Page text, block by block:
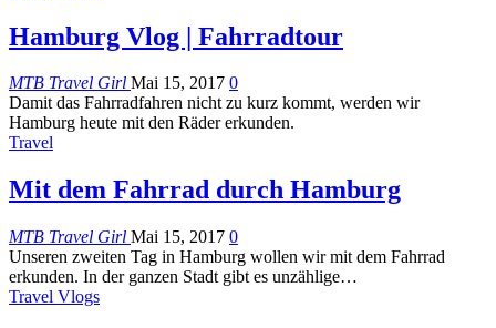
Hamburg Vlog | Fahrradtour
MTB Travel Girl Mai 15, 2017 0
Damit das Fahrradfahren nicht zu kurz kommt, werden wir
Hamburg heute mit den Räder erkunden.
Travel
Mit dem Fahrrad durch Hamburg
MTB Travel Girl Mai 15, 2017 0
Unseren zweiten Tag in Hamburg wollen wir mit dem Fahrrad
erkunden. In der ganzen Stadt gibt es unzählige…
Travel Vlogs